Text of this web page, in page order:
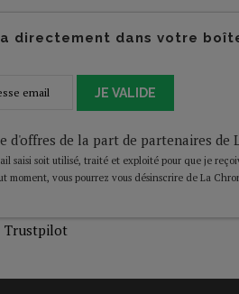
directement dans votre
JE VALIDE
de la part de partenaires de
saisi soit utilisé, traité et exploité pour que je
vous pourrez vous désinscrire de La
Trustpilot